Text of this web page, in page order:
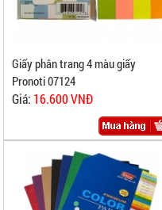
Giấy phân trang 4 màu giấy
Pronoti 07124
Giá: 16.600 VNĐ